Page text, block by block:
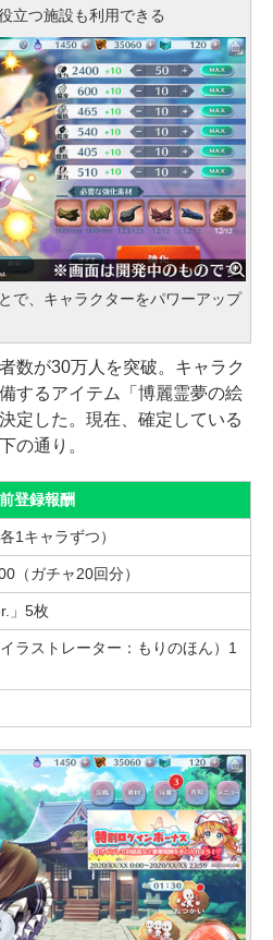
立つ施設も利用できる
で、キャラクターをパワーアップ
数が30万人を突破。キャラク
するアイテム「博麗霊夢の絵
定した。現在、確定している
の通り。
登録報酬
1キャラずつ）
（ガチャ20回分）
」5枚
ラストレーター：もりのほん）1